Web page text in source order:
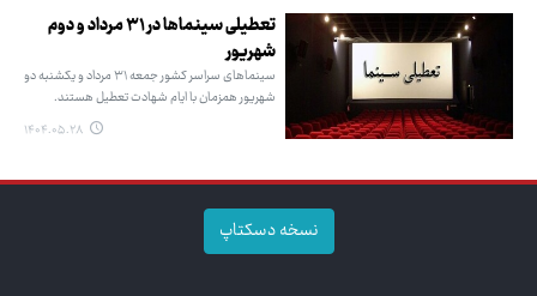
تعطیلی سینماها در ۳۱ مرداد و دوم
شهریور
سینماهای سراسر کشور جمعه ۳۱ مرداد و یکشنبه دو
شهریور همزمان با ایام شهادت تعطیل هستند.
۱۴۰۴.۰۵.۲۸
نسخه دسکتاپ